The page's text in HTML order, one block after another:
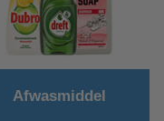
Afwasmiddel